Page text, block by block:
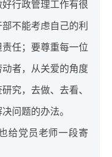
行政管理工作有很
不能考虑自己的利
任；要尊重每一位
者，从关爱的角度
究，去做、去看、
问题的办法。
给党员老师一段寄